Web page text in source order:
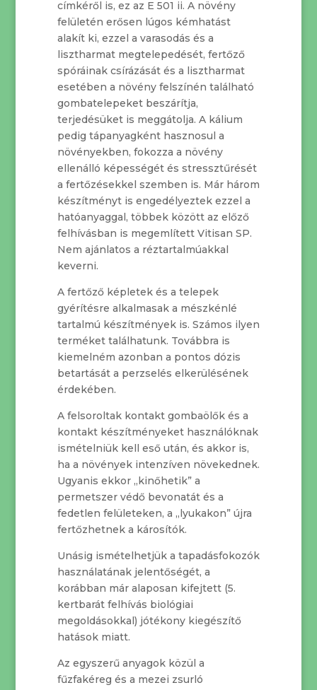
címkéről is, ez az E 501 ii. A növény
felületén erősen lúgos kémhatást
alakít ki, ezzel a varasodás és a
lisztharmat megtelepedését, fertőző
spóráinak csírázását és a lisztharmat
esetében a növény felszínén található
gombatelepeket beszárítja,
terjedésüket is meggátolja. A kálium
pedig tápanyagként hasznosul a
növényekben, fokozza a növény
ellenálló képességét és stressztűrését
a fertőzésekkel szemben is. Már három
készítményt is engedélyeztek ezzel a
hatóanyaggal, többek között az előző
felhívásban is megemlített Vitisan SP.
Nem ajánlatos a réztartalmúakkal
keverni.
A fertőző képletek és a telepek
gyérítésre alkalmasak a mészkénlé
tartalmú készítmények is. Számos ilyen
terméket találhatunk. Továbbra is
kiemelném azonban a pontos dózis
betartását a perzselés elkerülésének
érdekében.
A felsoroltak kontakt gombaölők és a
kontakt készítményeket használóknak
ismételniük kell eső után, és akkor is,
ha a növények intenzíven növekednek.
Ugyanis ekkor „kinőhetik” a
permetszer védő bevonatát és a
fedetlen felületeken, a „lyukakon” újra
fertőzhetnek a károsítók.
Unásig ismételhetjük a tapadásfokozók
használatának jelentőségét, a
korábban már alaposan kifejtett (5.
kertbarát felhívás biológiai
megoldásokkal) jótékony kiegészítő
hatások miatt.
Az egyszerű anyagok közül a
fűzfakéreg és a mezei zsurló